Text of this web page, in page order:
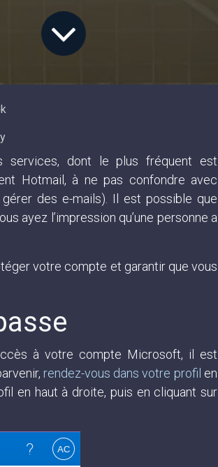
services, dont le plus fréquent est
Hotmail, à ne pas confondre avec
des e-mails). Il est possible que
ayez l’impression qu’une personne a
votre compte et garantir que vous
à votre compte Microsoft, il est
rendez-vous dans votre profil en
en haut à droite, puis en cliquant sur